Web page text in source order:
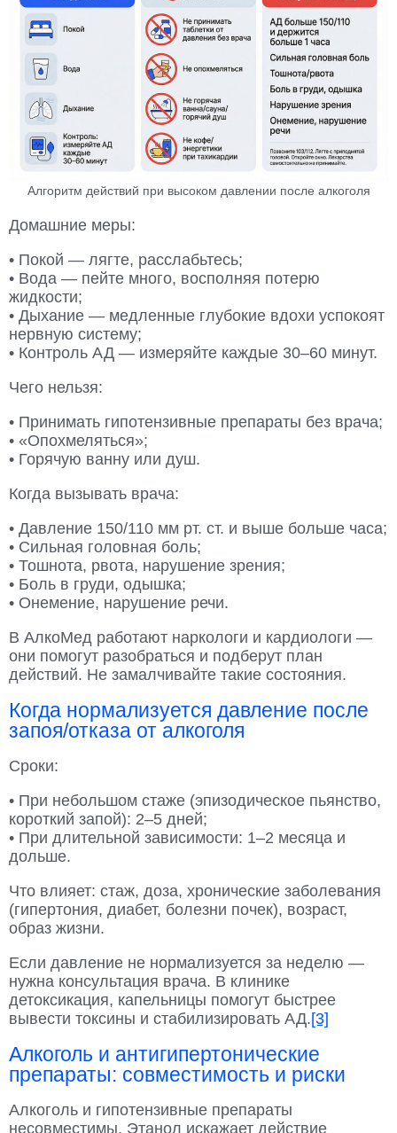
Алгоритм действий при высоком давлении после алкоголя
Домашние меры:
• Покой — лягте, расслабьтесь;
• Вода — пейте много, восполняя потерю
жидкости;
• Дыхание — медленные глубокие вдохи успокоят
нервную систему;
• Контроль АД — измеряйте каждые 30–60 минут.
Чего нельзя:
• Принимать гипотензивные препараты без врача;
• «Опохмеляться»;
• Горячую ванну или душ.
Когда вызывать врача:
• Давление 150/110 мм рт. ст. и выше больше часа;
• Сильная головная боль;
• Тошнота, рвота, нарушение зрения;
• Боль в груди, одышка;
• Онемение, нарушение речи.
В АлкоМед работают наркологи и кардиологи —
они помогут разобраться и подберут план
действий. Не замалчивайте такие состояния.
Когда нормализуется давление после
запоя/отказа от алкоголя
Сроки:
• При небольшом стаже (эпизодическое пьянство,
короткий запой): 2–5 дней;
• При длительной зависимости: 1–2 месяца и
дольше.
Что влияет: стаж, доза, хронические заболевания
(гипертония, диабет, болезни почек), возраст,
образ жизни.
Если давление не нормализуется за неделю —
нужна консультация врача. В клинике
детоксикация, капельницы помогут быстрее
вывести токсины и стабилизировать АД.[3]
Алкоголь и антигипертонические
препараты: совместимость и риски
Алкоголь и гипотензивные препараты
несовместимы. Этанол искажает действие